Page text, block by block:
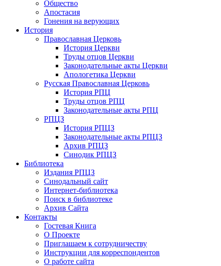
Общество
Апостасия
Гонения на верующих
История
Православная Церковь
История Церкви
Труды отцов Церкви
Законодательные акты Церкви
Апологетика Церкви
Русская Православная Церковь
История РПЦ
Труды отцов РПЦ
Законодательные акты РПЦ
РПЦЗ
История РПЦЗ
Законодательные акты РПЦЗ
Архив РПЦЗ
Синодик РПЦЗ
Библиотека
Издания РПЦЗ
Синодальный сайт
Интернет-библиотека
Поиск в библиотеке
Архив Сайта
Контакты
Гостевая Книга
О Проекте
Приглашаем к сотрудничеству
Инструкции для корреспондентов
О работе сайта